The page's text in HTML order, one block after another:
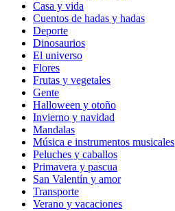
Casa y vida
Cuentos de hadas y hadas
Deporte
Dinosaurios
El universo
Flores
Frutas y vegetales
Gente
Halloween y otoño
Invierno y navidad
Mandalas
Música e instrumentos musicales
Peluches y caballos
Primavera y pascua
San Valentín y amor
Transporte
Verano y vacaciones